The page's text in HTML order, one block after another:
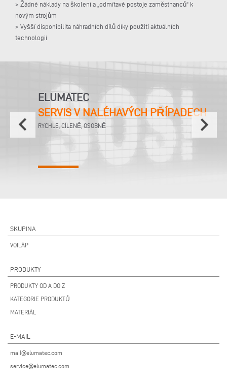
> Žádné náklady na školení a „odmítavé postoje zaměstnanců“ k
novým strojům
> Vyšší disponibilita náhradních dílů díky použití aktuálních
technologií
ELUMATEC
SERVIS V NALÉHAVÝCH PŘÍPADECH
RYCHLE, CÍLENĚ, OSOBNĚ
keyboard_arrow_left keyboard_arrow_right
SKUPINA
VOILÀP
PRODUKTY
PRODUKTY OD A DO Z
KATEGORIE PRODUKTŮ
MATERIÁL
E-MAIL
mail@elumatec.com
service@elumatec.com